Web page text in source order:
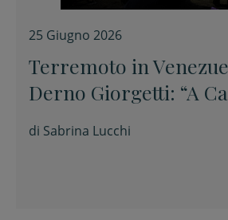
25 Giugno 2026
Terremoto in
Derno Giorgetti: “A
tanta paura, ma
di Sabrina Lucchi